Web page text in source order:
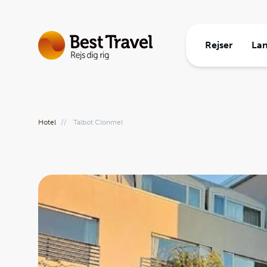
Rejser
Hotel // Talbot Clonmel